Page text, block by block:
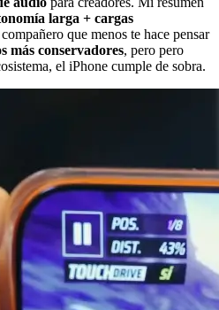
larga + cargas
que menos te hace pensar
más conservadores, pero pero
el iPhone cumple de sobra.